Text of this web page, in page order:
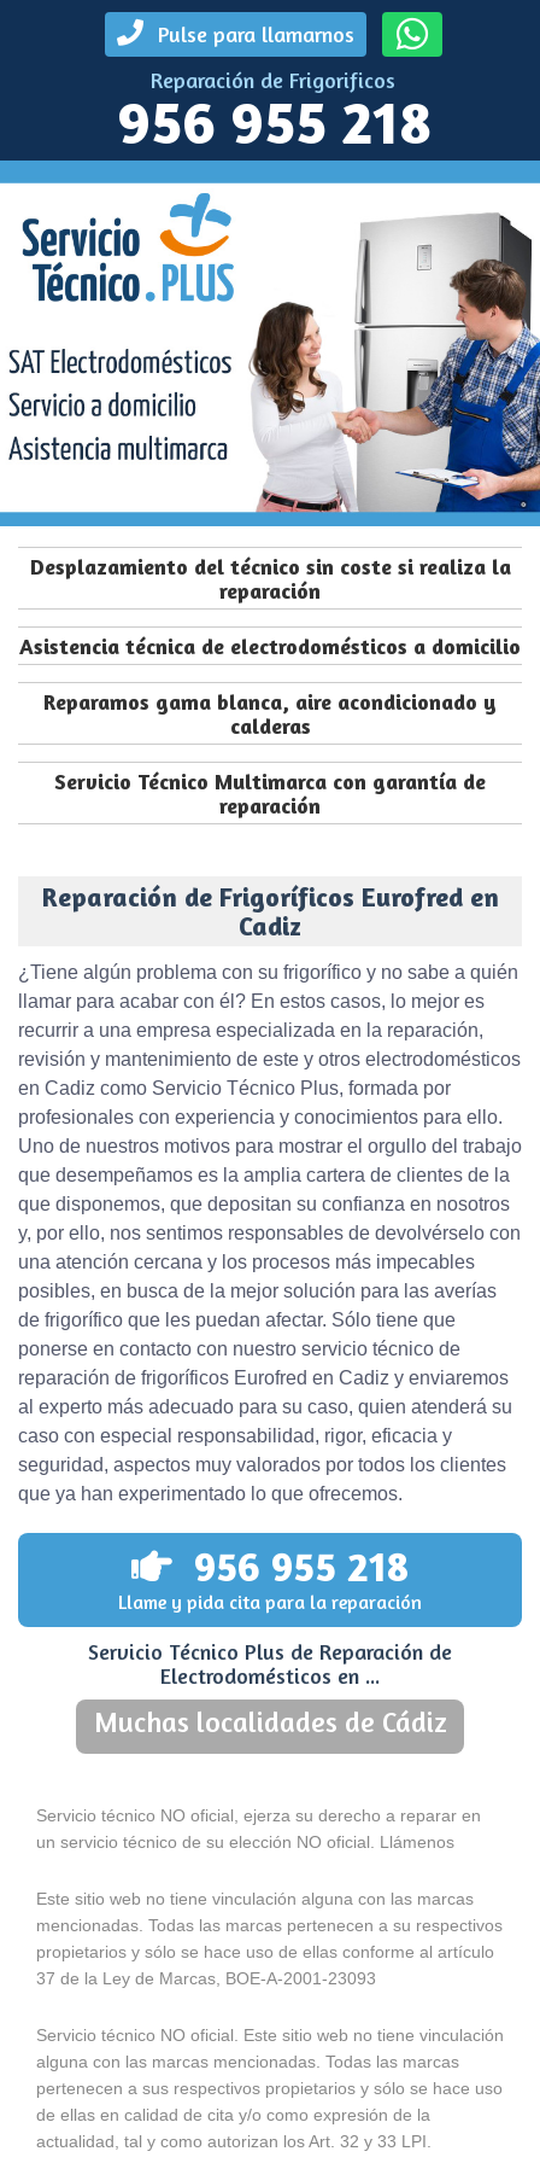
Pulse para llamarnos
Reparación de Frigorificos
956 955 218
Desplazamiento del técnico sin coste si realiza la
reparación
Asistencia técnica de electrodomésticos a domicilio
Reparamos gama blanca, aire acondicionado y
calderas
Servicio Técnico Multimarca con garantía de
reparación
Reparación de Frigoríficos Eurofred en
Cadiz
¿Tiene algún problema con su frigorífico y no sabe a quién
llamar para acabar con él? En estos casos, lo mejor es
recurrir a una empresa especializada en la reparación,
revisión y mantenimiento de este y otros electrodomésticos
en Cadiz como Servicio Técnico Plus, formada por
profesionales con experiencia y conocimientos para ello.
Uno de nuestros motivos para mostrar el orgullo del trabajo
que desempeñamos es la amplia cartera de clientes de la
que disponemos, que depositan su confianza en nosotros
y, por ello, nos sentimos responsables de devolvérselo con
una atención cercana y los procesos más impecables
posibles, en busca de la mejor solución para las averías
de frigorífico que les puedan afectar. Sólo tiene que
ponerse en contacto con nuestro servicio técnico de
reparación de frigoríficos Eurofred en Cadiz y enviaremos
al experto más adecuado para su caso, quien atenderá su
caso con especial responsabilidad, rigor, eficacia y
seguridad, aspectos muy valorados por todos los clientes
que ya han experimentado lo que ofrecemos.
956 955 218
Llame y pida cita para la reparación
Servicio Técnico Plus de Reparación de
Electrodomésticos en ...
Muchas localidades de Cádiz
Servicio técnico NO oficial, ejerza su derecho a reparar en
un servicio técnico de su elección NO oficial. Llámenos
Este sitio web no tiene vinculación alguna con las marcas
mencionadas. Todas las marcas pertenecen a su respectivos
propietarios y sólo se hace uso de ellas conforme al artículo
37 de la Ley de Marcas, BOE-A-2001-23093
Servicio técnico NO oficial. Este sitio web no tiene vinculación
alguna con las marcas mencionadas. Todas las marcas
pertenecen a sus respectivos propietarios y sólo se hace uso
de ellas en calidad de cita y/o como expresión de la
actualidad, tal y como autorizan los Art. 32 y 33 LPI.